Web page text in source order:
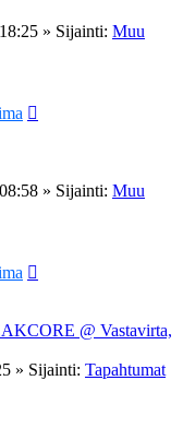
» Sijainti: Muu
» Sijainti: Muu
@ Vastavirta,
» Sijainti: Tapahtumat